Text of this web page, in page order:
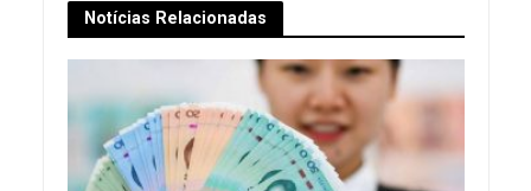
Notícias Relacionadas